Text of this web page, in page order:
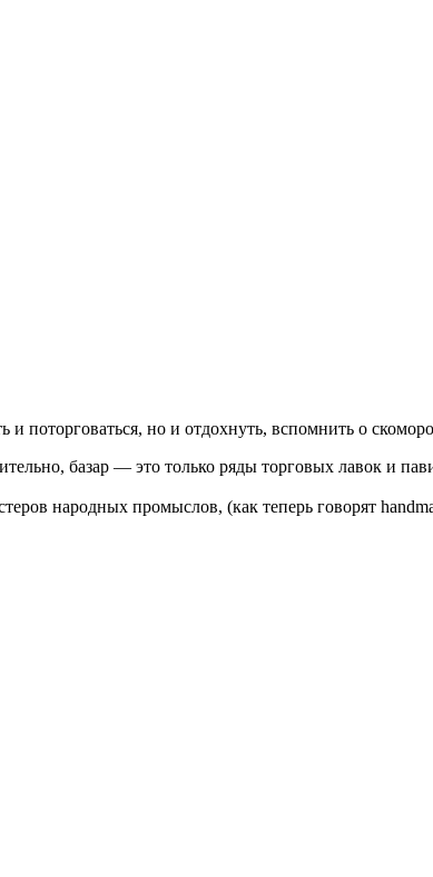
поторговаться, но и отдохнуть, вспомнить о
базар — это только ряды торговых лавок и
народных промыслов, (как теперь говорят